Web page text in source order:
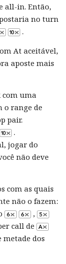
all-in. Então,
no turn
.
At aceitável,
aposte mais
com uma
o range de
pair.
.
jogar do
não deve
com as quais
não o fazem:
,
call de
metade dos